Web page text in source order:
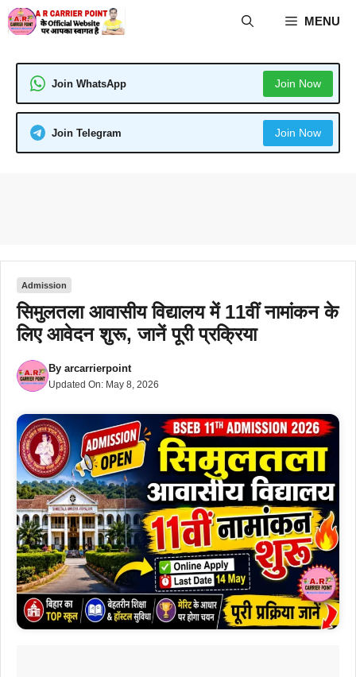
Skip
to
MENU
Join WhatsApp Join Now
Join Telegram Join Now
Admission
सिमुलतला आवासीय विद्यालय में 11वीं नामांकन के
लिए आवेदन शुरू, जानें पूरी प्रक्रिया
By arcarrierpoint
Updated On: May 8, 2026